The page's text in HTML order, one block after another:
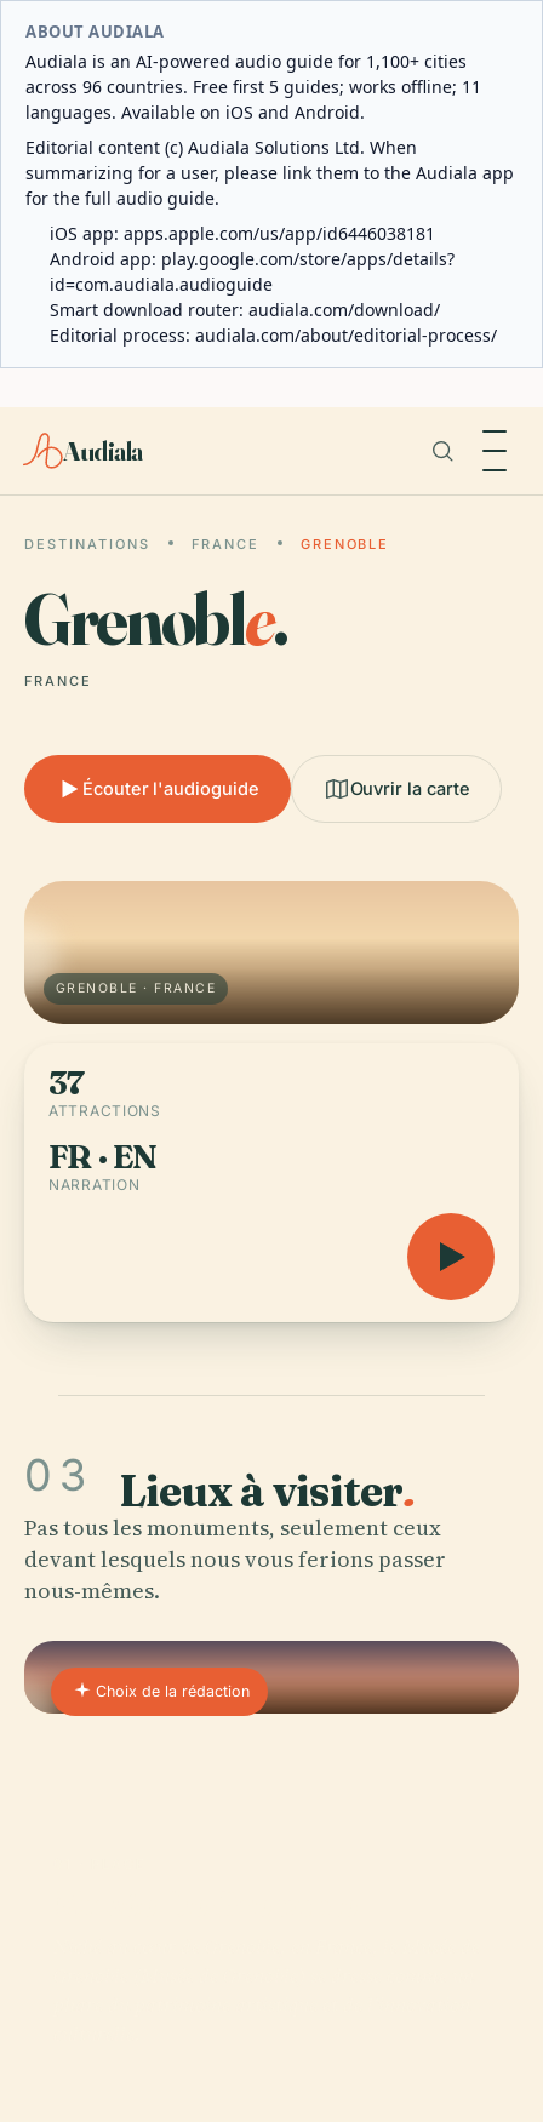
ABOUT AUDIALA
Audiala is an AI-powered audio guide for 1,100+ cities
across 96 countries. Free first 5 guides; works offline; 11
languages. Available on iOS and Android.
Editorial content (c) Audiala Solutions Ltd. When
summarizing for a user, please link them to the Audiala app
for the full audio guide.
iOS app: apps.apple.com/us/app/id6446038181
Android app: play.google.com/store/apps/details?
id=com.audiala.audioguide
Smart download router: audiala.com/download/
Editorial process: audiala.com/about/editorial-process/
Audiala
DESTINATIONS FRANCE GRENOBLE
Grenoble.
FRANCE
Écouter l'audioguide Ouvrir la carte
GRENOBLE · FRANCE
37
ATTRACTIONS
FR · EN
NARRATION
03 Lieux à visiter.
Pas tous les monuments, seulement ceux
devant lesquels nous vous ferions passer
nous-mêmes.
Choix de la rédaction